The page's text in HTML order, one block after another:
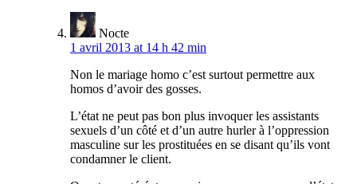
Nocte
1 avril 2013 at 14 h 42 min
Non le mariage homo c’est surtout permettre aux
homos d’avoir des gosses.
L’état ne peut pas bon plus invoquer les assistants
sexuels d’un côté et d’un autre hurler à l’oppression
masculine sur les prostituées en se disant qu’ils vont
condamner le client.